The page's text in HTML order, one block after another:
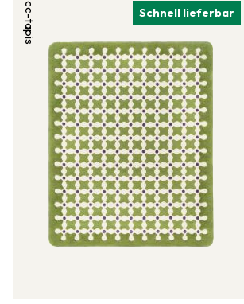
Schnell lieferbar
cc-tapis